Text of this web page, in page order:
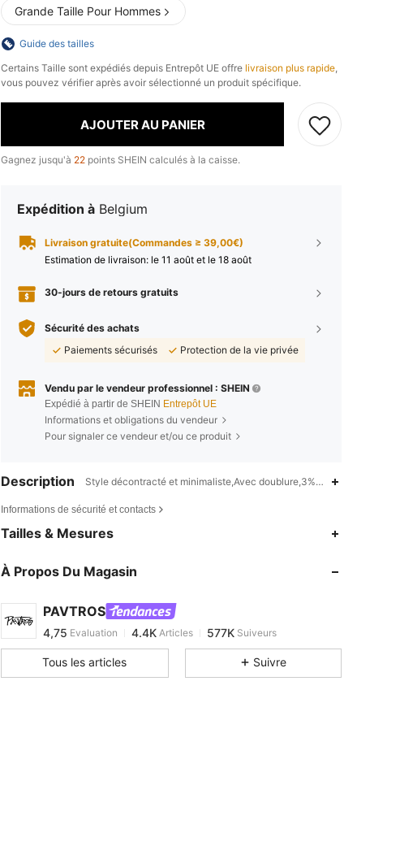
Grande Taille Pour Hommes
Guide des tailles
​Certains Taille sont expédiés depuis Entrepôt UE offre livraison plus rapide,
vous pouvez vérifier après avoir sélectionné un produit spécifique.
AJOUTER AU PANIER
Gagnez jusqu'à 22 points SHEIN calculés à la caisse.
Expédition à Belgium
Livraison gratuite(Commandes ≥ 39,00€)
Estimation de livraison: le 11 août et le 18 août
30-jours de retours gratuits
Sécurité des achats
Paiements sécurisés
Protection de la vie privée
Vendu par le vendeur professionnel : SHEIN
Expédié à partir de SHEIN Entrepôt UE
Informations et obligations du vendeur
Pour signaler ce vendeur et/ou ce produit
Description Style décontracté et minimaliste,Avec doublure,3% Viscose,97%
Informations de sécurité et contacts
Tailles & Mesures
À Propos Du Magasin
PAVTROS
4,75
4.4K
Evaluation 4.4KArticles
h***aest en train de naviguer
4,75 4.4K
577K
4,75
Tous les articles Suivre